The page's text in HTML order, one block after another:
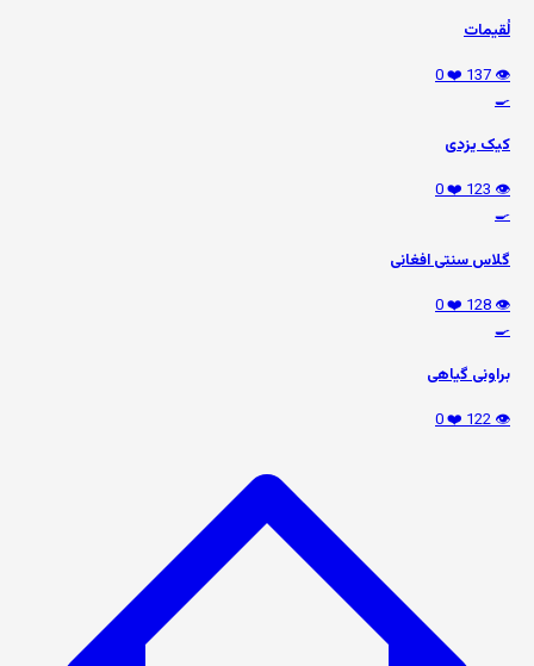
لُقیمات
👁️ 137
❤️ 0
🍳
کیک یزدی
👁️ 123
❤️ 0
🍳
گلاس سنتی افغانی
👁️ 128
❤️ 0
🍳
براونی گیاهی
👁️ 122
❤️ 0